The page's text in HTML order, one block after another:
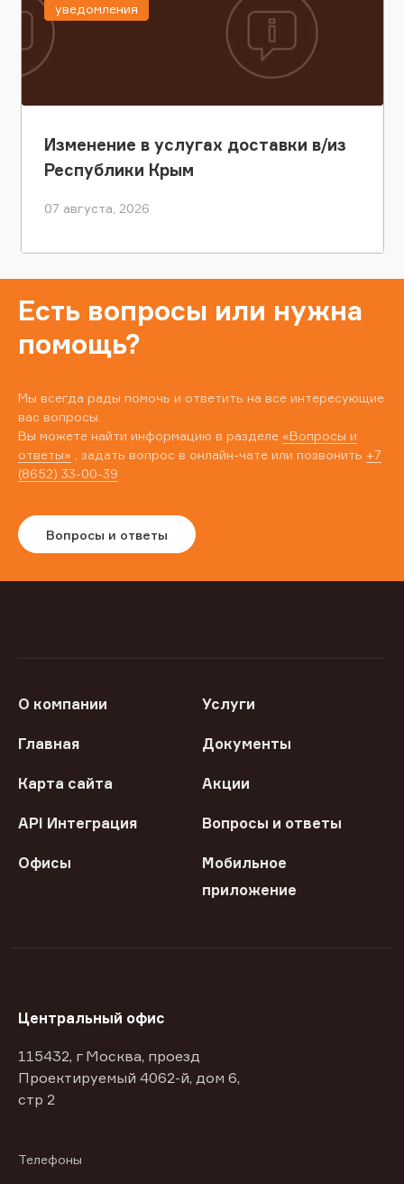
Изменение в услугах доставки в/из
Республики Крым
07 августа, 2026
уведомления
Есть вопросы или нужна
помощь?
Мы всегда рады помочь и ответить на все интересующие
вас вопросы.
Вы можете найти информацию в разделе «Вопросы и
ответы» , задать вопрос в онлайн-чате или позвонить +7
(8652) 33-00-39
Вопросы и ответы
О компании Услуги
Главная Документы
Карта сайта Акции
API Интеграция Вопросы и ответы
Офисы
Мобильное
приложение
Центральный офис
115432, г Москва, проезд
Проектируемый 4062-й, дом 6,
стр 2
Телефоны